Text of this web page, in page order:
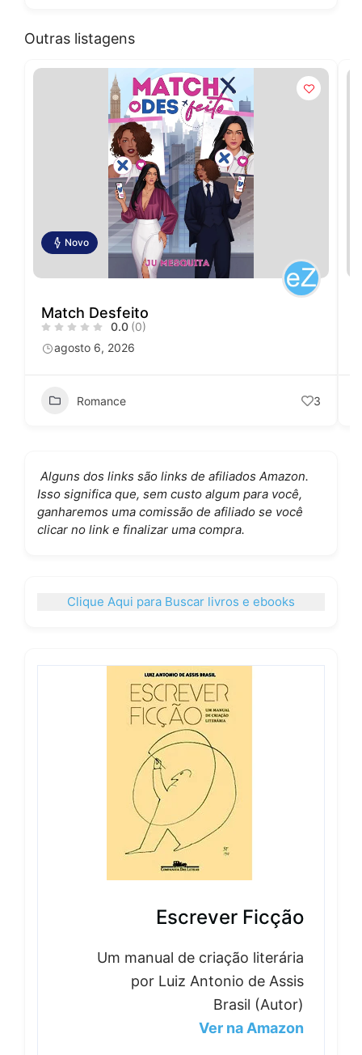
Outras listagens
Novo
Match Desfeito
0.0 (0)
agosto 6, 2026
Romance 3
Alguns dos links são links de afiliados Amazon.
Isso significa que, sem custo algum para você,
ganharemos uma comissão de afiliado se você
clicar no link e finalizar uma compra.
Clique Aqui para Buscar livros e ebooks
Escrever Ficção
Um manual de criação literária
por Luiz Antonio de Assis
Brasil (Autor)
Ver na Amazon